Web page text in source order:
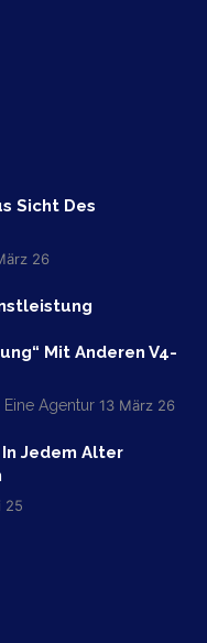
Sicht Des
26
Mit Anderen V4-
Agentur 13 März 26
Jedem Alter
25